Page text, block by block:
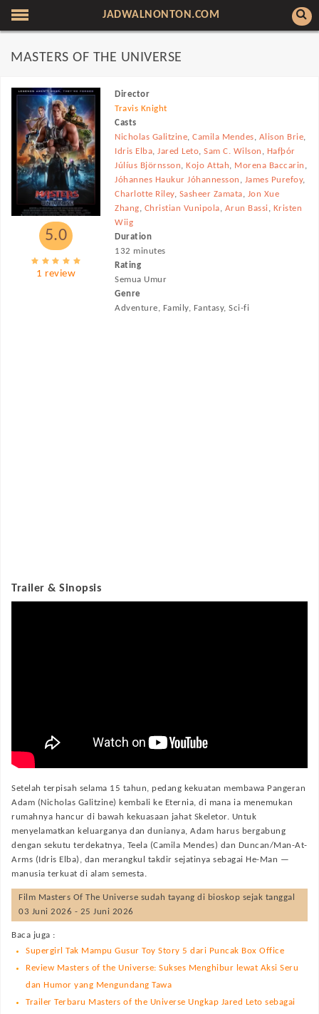
JADWALNONTON.COM
MASTERS OF THE UNIVERSE
5.0
1 review
Director
Travis Knight
Casts
Nicholas Galitzine,Camila Mendes, Alison Brie,
Idris Elba,Jared Leto,Sam C. Wilson , Hafþór
Júlíus Björnsson,Kojo Attah, Morena Baccarin ,
Jóhannes Haukur Jóhannesson , James Purefoy,
Charlotte Riley, Sasheer Zamata, Jon Xue
Zhang, Christian Vunipola, Arun Bassi, Kristen
Wiig
Duration
132 minutes
Rating
Semua Umur
Genre
Adventure, Family, Fantasy, Sci-fi
Trailer & Sinopsis
Setelah terpisah selama 15 tahun, pedang kekuatan membawa Pangeran
Adam (Nicholas Galitzine) kembali ke Eternia, di mana ia menemukan
rumahnya hancur di bawah kekuasaan jahat Skeletor. Untuk
menyelamatkan keluarganya dan dunianya, Adam harus bergabung
dengan sekutu terdekatnya, Teela (Camila Mendes) dan Duncan/Man-At-
Arms (Idris Elba), dan merangkul takdir sejatinya sebagai He-Man —
manusia terkuat di alam semesta.
Film Masters Of The Universe sudah tayang di bioskop sejak tanggal
03 Juni 2026 - 25 Juni 2026
Baca juga :
Supergirl Tak Mampu Gusur Toy Story 5 dari Puncak Box Office
Review Masters of the Universe: Sukses Menghibur lewat Aksi Seru
dan Humor yang Mengundang Tawa
Trailer Terbaru Masters of the Universe Ungkap Jared Leto sebagai